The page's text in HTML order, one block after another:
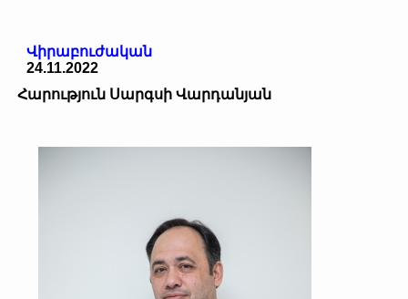
Վիրաբուժական
24.11.2022
Հարություն Սարգսի Վարդանյան